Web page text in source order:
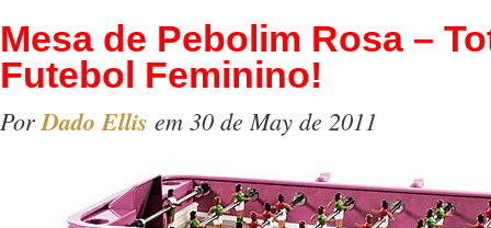
Mesa de Pebolim Rosa –
Futebol Feminino!
PorDado Ellis em 30 de May de 2011